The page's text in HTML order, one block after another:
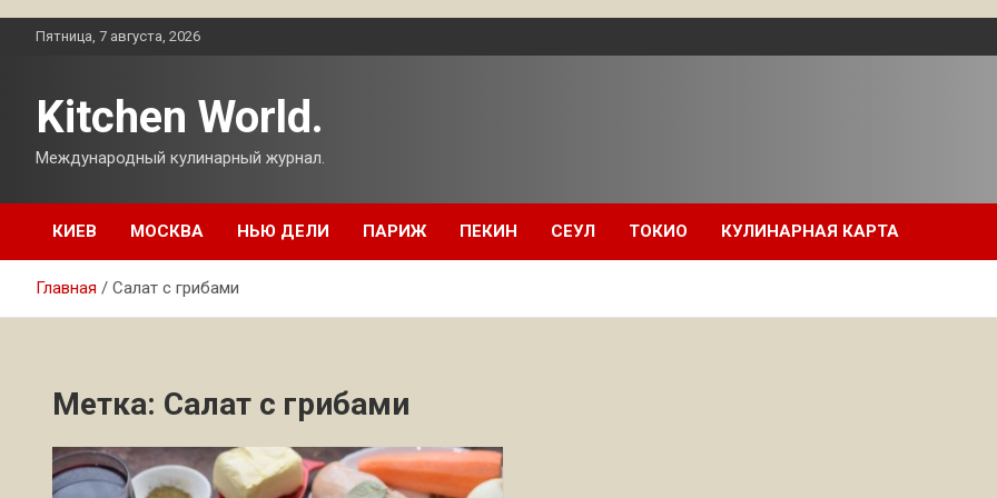
ПерейтиПятница, 7 августа, 2026
Kitchen World.
Международный кулинарный журнал.
КИЕВ МОСКВА НЬЮ ДЕЛИ ПАРИЖ ПЕКИН СЕУЛ ТОКИО КУЛИНАРНАЯ КАРТА
Главная Салат с грибами
Метка: Салат с грибами